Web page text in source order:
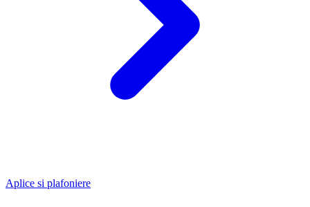
Aplice si plafoniere